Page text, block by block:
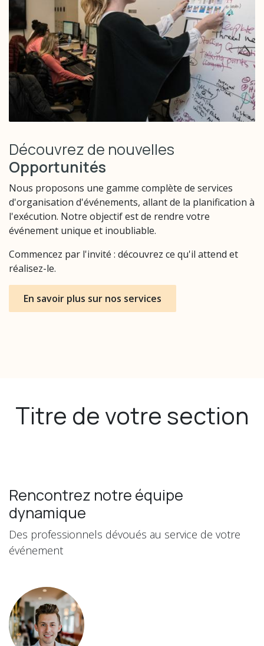
Découvrez de nouvelles
Opportunités
Nous proposons une gamme complète de services
d'organisation d'événements, allant de la planification à
l'exécution. Notre objectif est de rendre votre
événement unique et inoubliable.
Commencez par l'invité : découvrez ce qu'il attend et
réalisez-le.
En savoir plus sur nos services
Titre de votre section
Rencontrez notre équipe
dynamique
Des professionnels dévoués au service de votre
événement